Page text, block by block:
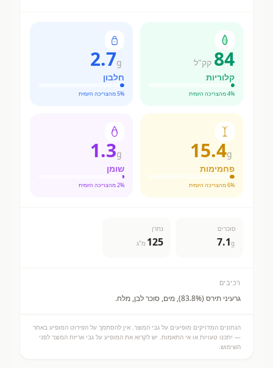
84 קק"ל
קלוריות
4% מהצריכה היומית
2.7g
חלבון
5% מהצריכה היומית
15.4g
פחמימות
6% מהצריכה היומית
1.3g
שומן
2% מהצריכה היומית
סוכרים
7.1g
נתרן
125 מ"ג
רכיבים
גרעיני תירס (83.8%), מים, סוכר לבן, מלח.
הנתונים המדויקים מופיעים על גבי המוצר. אין להסתמך על הפירוט המופיע באתר
— יתכנו טעויות או אי התאמות. יש לקרוא את המופיע על גבי אריזת המוצר לפני
השימוש.